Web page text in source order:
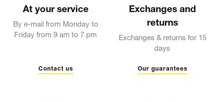
At your service
By e-mail from Monday to
Friday from 9 am to 7 pm
Contact us
Exchanges and
returns
Exchanges & returns for 15
days
Our guarantees